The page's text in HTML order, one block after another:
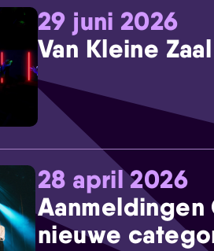
29 juni 2026
Van Kleine
28 april 2026
nieuwe